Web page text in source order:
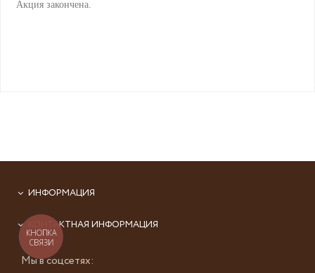
Акция закончена.
ИНФОРМАЦИЯ
Мы в соцсетях:
КОНТАКТНАЯ ИНФОРМАЦИЯ
КНОПКА
СВЯЗИ